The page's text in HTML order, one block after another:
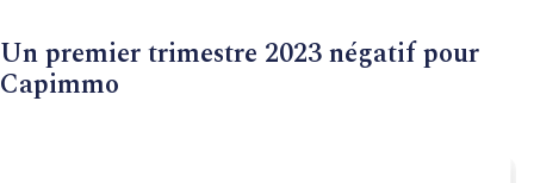
Un premier trimestre 2023 négatif pour
Capimmo